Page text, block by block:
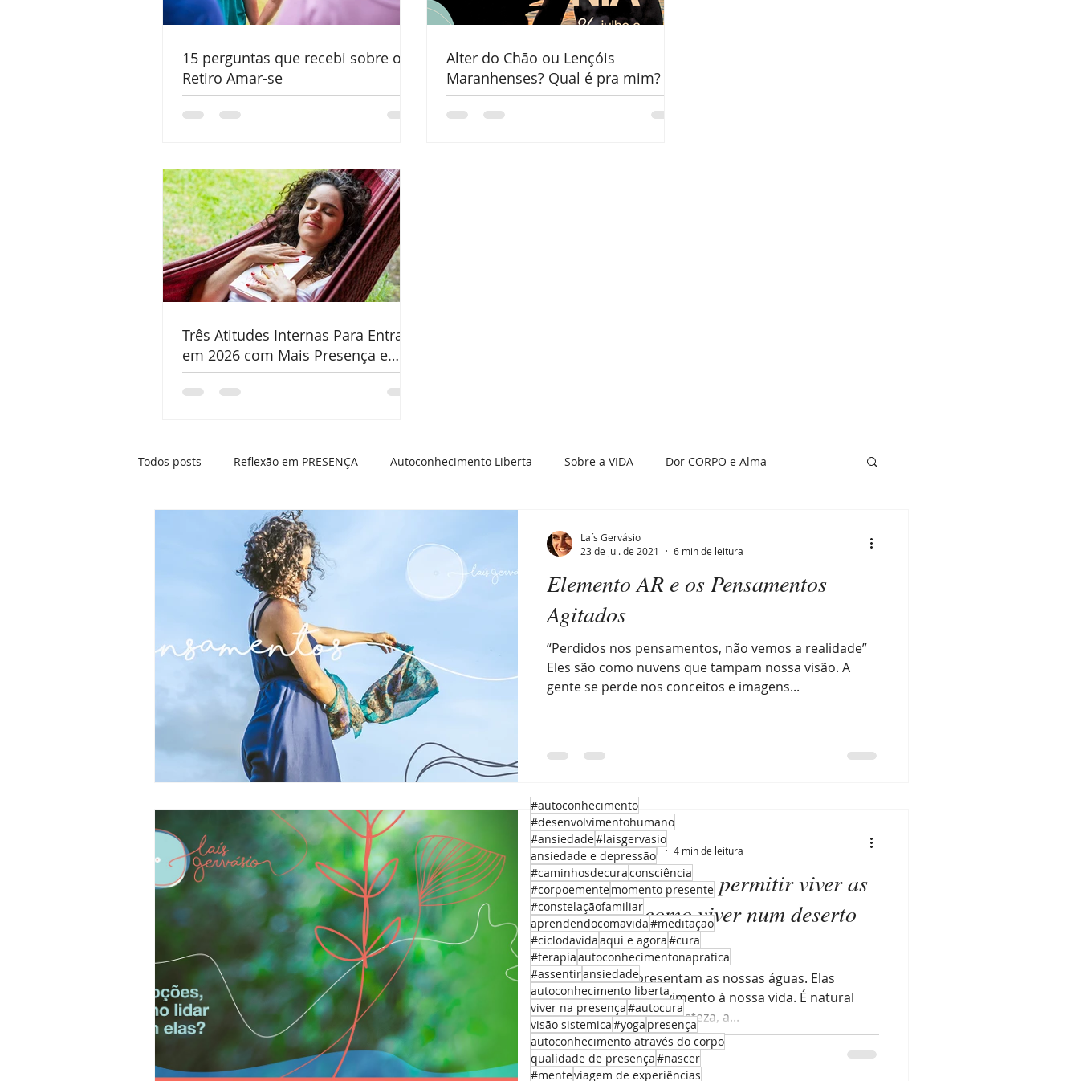
Todos posts Reflexão em PRESENÇA Autoconhecimento Liberta Sobre a VIDA Dor CORPO e Alma
Tratamento Integrativo
Mãe- visão sistêmica Momento Presente Raiva Depressão Viagem em Presença
Presença e os elementos da Natureza Auto cobrança
Elemento AR e os Pensamentos
Agitados
“Perdidos nos pensamentos, não vemos a realidade”
Eles são como nuvens que tampam nossa visão. A
gente se perde nos conceitos e imagens...
Laís Gervásio
23 de jul. de 2021
6 min de leitura
Emoções: “Não se permitir viver as
emoções é como viver num deserto
sem água.”
As emoções representam as nossas águas. Elas
trazem fluidez e movimento à nossa vida. É natural
atravessar a raiva, a tristeza, a...
Laís Gervásio
16 de jul. de 2021
4 min de leitura
15 perguntas que recebi sobre o
Retiro Amar-se
Alter do Chão ou Lençóis
Maranhenses? Qual é pra mim?
Três Atitudes Internas Para Entrar
em 2026 com Mais Presença e
Clareza
#autoconhecimento
#desenvolvimentohumano
#ansiedade#laisgervasio
ansiedade e depressão
#caminhosdecuraconsciência
#corpoementemomento presente
#constelaçãofamiliar
aprendendocomavida#meditação
#ciclodavidaaqui e agora#cura
#terapiaautoconhecimentonapratica
#assentiransiedade
autoconhecimento liberta
viver na presença#autocura
visão sistemica#yoga presença
autoconhecimento através do corpo
qualidade de presença#nascer
#menteviagem de experiências